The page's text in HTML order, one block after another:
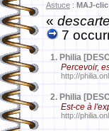
Astuce : MAJ-clic
«
7
1. Philia
Percevoir,
http://
2. Philia
Est-ce à
http://